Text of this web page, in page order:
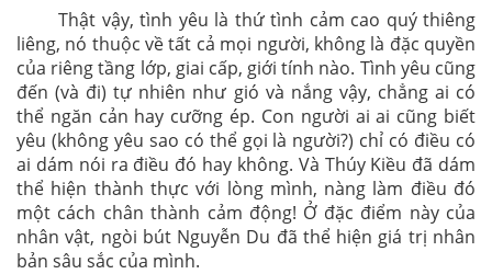
Thật vậy, tình yêu là thứ tình cảm cao quý thiêng
liêng, nó thuộc về tất cả mọi người, không là đặc quyền
của riêng tầng lớp, giai cấp, giới tính nào. Tình yêu cũng
đến (và đi) tự nhiên như gió và nắng vậy, chẳng ai có
thể ngăn cản hay cưỡng ép. Con người ai ai cũng biết
yêu (không yêu sao có thể gọi là người?) chỉ có điều có
ai dám nói ra điều đó hay không. Và Thúy Kiều đã dám
thể hiện thành thực với lòng mình, nàng làm điều đó
một cách chân thành cảm động! Ở đặc điểm này của
nhân vật, ngòi bút Nguyễn Du đã thể hiện giá trị nhân
bản sâu sắc của mình.